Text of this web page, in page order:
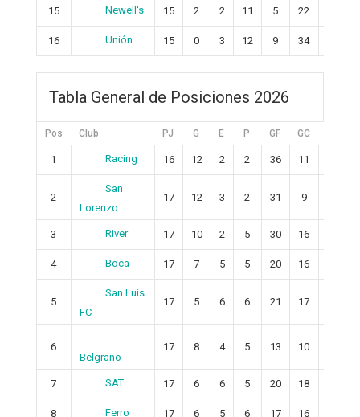
15 Newell's 15 2 2 11 5 22
16 Unión 15 0 3 12 9 34
Tabla General de Posiciones 2026
Pos Club PJ G E P GF GC
1 Racing 16 12 2 2 36 11
2
San
Lorenzo
17 12 3 2 31 9
3 River 17 10 2 5 30 16
4 Boca 17 7 5 5 20 16
5
San Luis
FC
17 5 6 6 21 17
6
Belgrano
17 8 4 5 13 10
7 SAT 17 6 6 5 20 18
8 Ferro 17 6 5 6 17 16